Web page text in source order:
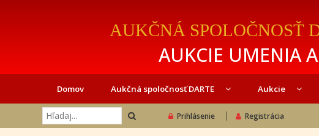
AUKČNÁ SPOLOČNOSŤ
AUKCIE UMENIA
Domov Aukčná spoločnosť DARTE Aukcie
Prihlásenie Registrácia